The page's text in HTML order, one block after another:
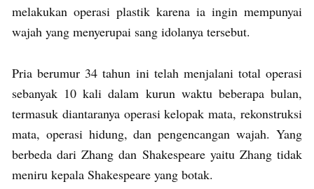
melakukan operasi plastik karena ia ingin mempunyai
wajah yang menyerupai sang idolanya tersebut.
Pria berumur 34 tahun ini telah menjalani total operasi
sebanyak 10 kali dalam kurun waktu beberapa bulan,
termasuk diantaranya operasi kelopak mata, rekonstruksi
mata, operasi hidung, dan pengencangan wajah. Yang
berbeda dari Zhang dan Shakespeare yaitu Zhang tidak
meniru kepala Shakespeare yang botak.